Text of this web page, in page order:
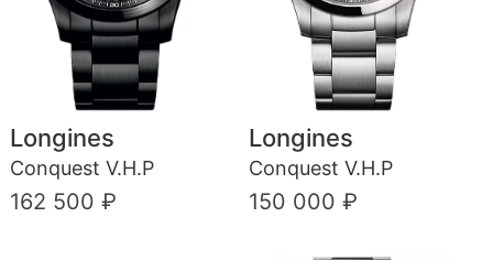
Longines
Conquest V.H.P
162 500 ₽
Longines
Conquest V.H.P
150 000 ₽